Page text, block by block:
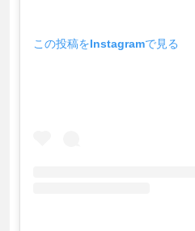
この投稿をInstagramで見る